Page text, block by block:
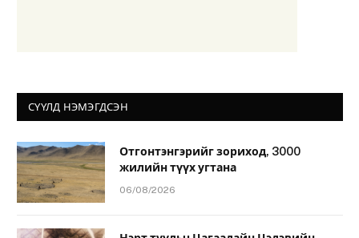
СҮҮЛД НЭМЭГДСЭН
Отгонтэнгэрийг зориход, 3000
жилийн түүх угтана
06/08/2026